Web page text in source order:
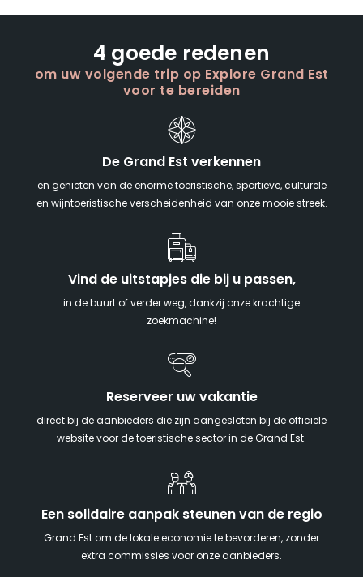
4 goede redenen
om uw volgende trip op Explore Grand Est
voor te bereiden
De Grand Est verkennen
en genieten van de enorme toeristische, sportieve, culturele
en wijntoeristische verscheidenheid van onze mooie streek.
Vind de uitstapjes die bij u passen,
in de buurt of verder weg, dankzij onze krachtige
zoekmachine!
Reserveer uw vakantie
direct bij de aanbieders die zijn aangesloten bij de officiële
website voor de toeristische sector in de Grand Est.
Een solidaire aanpak steunen van de regio
Grand Est om de lokale economie te bevorderen, zonder
extra commissies voor onze aanbieders.